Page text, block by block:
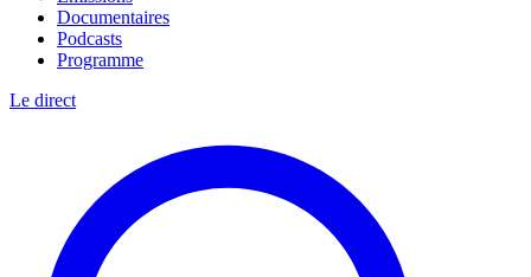
Documentaires
Podcasts
Programme
Le direct